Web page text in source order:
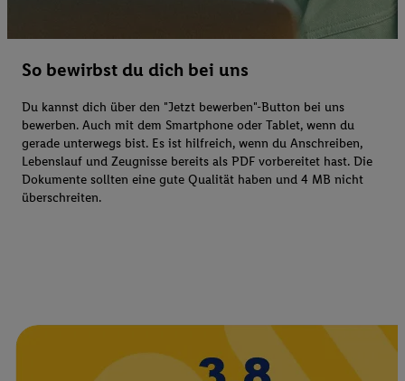
So bewirbst du dich bei uns
Du kannst dich über den "Jetzt bewerben"-Button bei uns
bewerben. Auch mit dem Smartphone oder Tablet, wenn du
gerade unterwegs bist. Es ist hilfreich, wenn du Anschreiben,
Lebenslauf und Zeugnisse bereits als PDF vorbereitet hast. Die
Dokumente sollten eine gute Qualität haben und 4 MB nicht
überschreiten.